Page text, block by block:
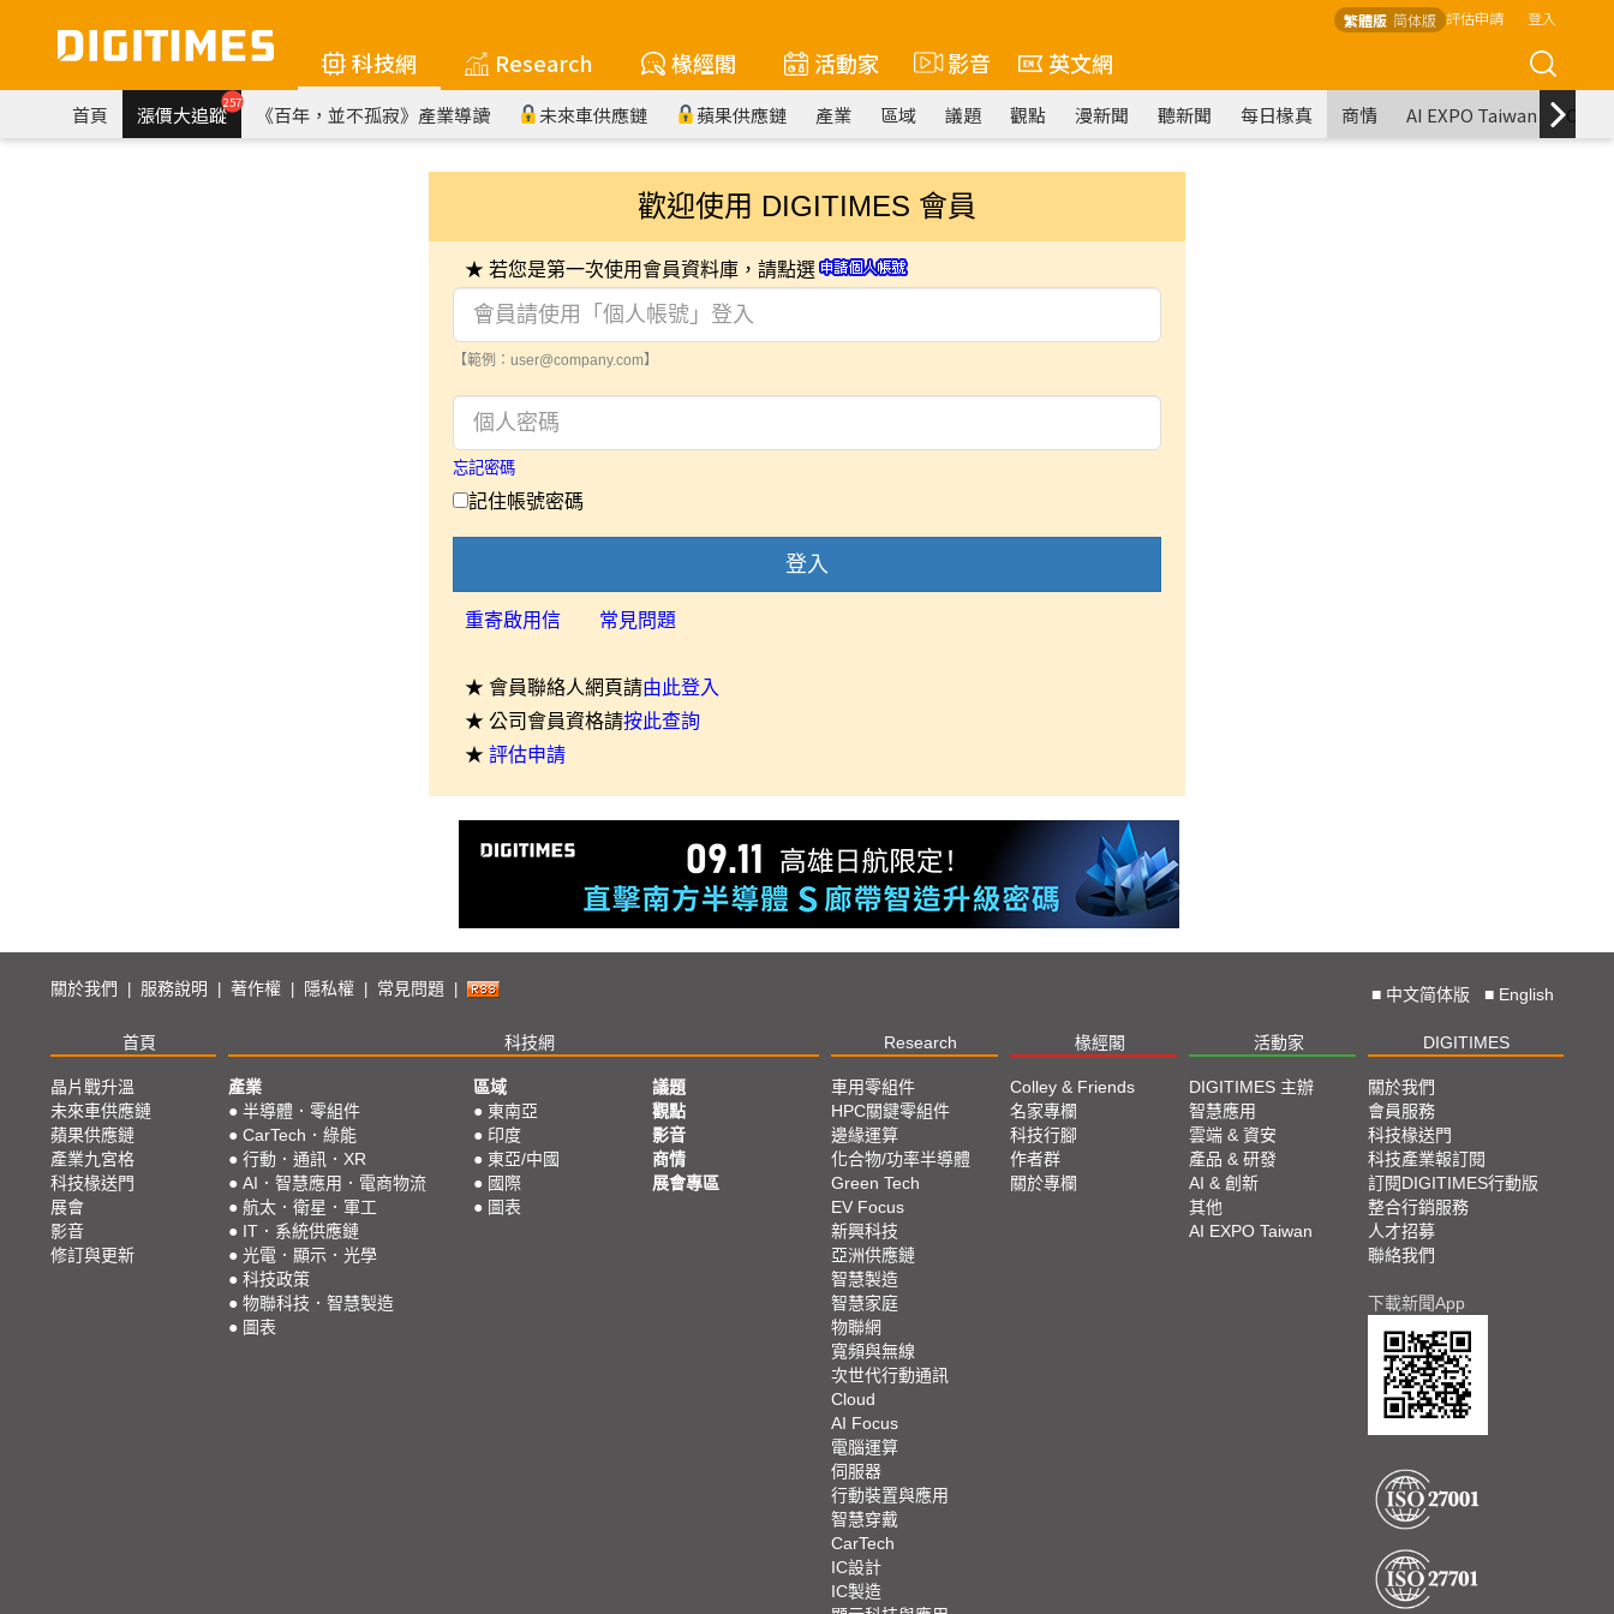
繁體版 简体版 評估申請 登入
科技網 Research 椽經閣 活動家 影音 英文網
首頁 漲價大追蹤257 《百年，並不孤寂》產業導讀 未來車供應鏈 蘋果供應鏈 產業 區域 議題 觀點 漫新聞 聽新聞 每日椽真 商情 AI EXPO Taiwan
歡迎使用 DIGITIMES 會員
★ 若您是第一次使用會員資料庫，請點選
【範例：user@company.com】
忘記密碼
記住帳號密碼
登入
重寄啟用信 常見問題
★ 會員聯絡人網頁請由此登入
★ 公司會員資格請按此查詢
★ 評估申請
關於我們 服務說明 著作權 隱私權 常見問題 ■ 中文简体版 ■ English
首頁 科技網 Research 椽經閣 活動家 DIGITIMES
晶片戰升溫
未來車供應鏈
蘋果供應鏈
產業九宮格
科技椽送門
展會
影音
修訂與更新
產業
● 半導體．零組件
● CarTech．綠能
● 行動．通訊．XR
● AI．智慧應用．電商物流
● 航太．衛星．軍工
● IT．系統供應鏈
● 光電．顯示．光學
● 科技政策
● 物聯科技．智慧製造
● 圖表
區域
● 東南亞
● 印度
● 東亞/中國
● 國際
● 圖表
議題
觀點
影音
商情
展會專區
車用零組件
HPC關鍵零組件
邊緣運算
化合物/功率半導體
Green Tech
EV Focus
新興科技
亞洲供應鏈
智慧製造
智慧家庭
物聯網
寬頻與無線
次世代行動通訊
Cloud
AI Focus
電腦運算
伺服器
行動裝置與應用
智慧穿戴
CarTech
IC設計
IC製造
Colley & Friends
名家專欄
科技行腳
作者群
關於專欄
DIGITIMES 主辦
智慧應用
雲端 & 資安
產品 & 研發
AI & 創新
其他
AI EXPO Taiwan
關於我們
會員服務
科技椽送門
科技產業報訂閱
訂閱DIGITIMES行動版
整合行銷服務
人才招募
聯絡我們
下載新聞App